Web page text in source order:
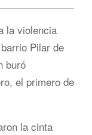
la violencia
Pilar de
buró
el primero de
la cinta